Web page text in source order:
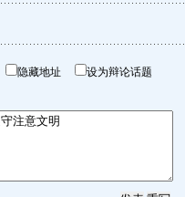
隐藏地址 设为辩论话题